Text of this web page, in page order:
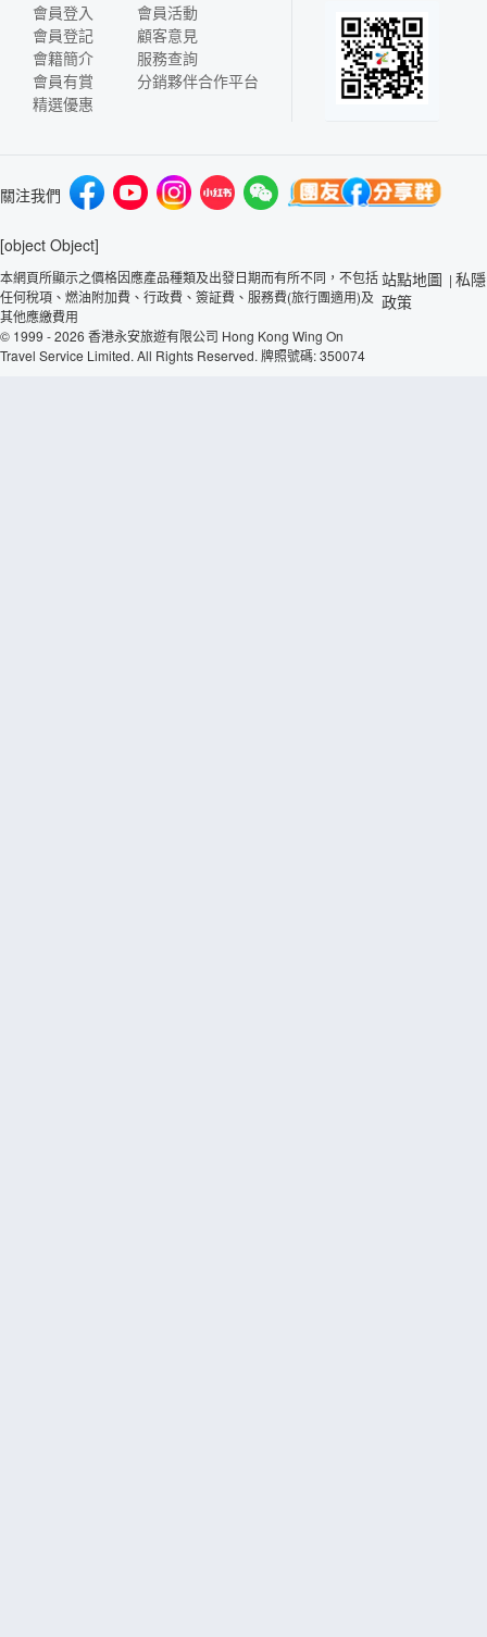
會員登入
會員登記
會籍簡介
會員有賞
精選優惠
會員活動
顧客意見
服務查詢
分銷夥伴合作平台
關注我們
[object Object]
本網頁所顯示之價格因應產品種類及出發日期而有所不同，不包括
任何稅項、燃油附加費、行政費、簽証費、服務費(旅行團適用)及
其他應繳費用
© 1999 - 2026 香港永安旅遊有限公司 Hong Kong Wing On
Travel Service Limited. All Rights Reserved. 牌照號碼: 350074
站點地圖 | 私隱
政策